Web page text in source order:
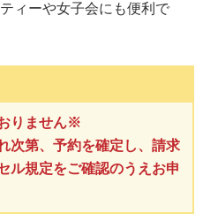
ィーや女子会にも便利で
りません※
次第、予約を確定し、請求
ル規定をご確認のうえお申